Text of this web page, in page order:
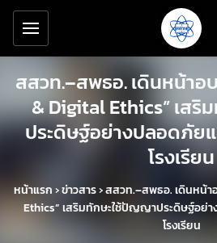
ข้ามไปยังเนื้อหาหลัก
เครื่องมือช่วยเหลือ
สสวท.–สพธอ. เดินหน้าอ
& Digital Ethics” เส
ประดิษฐ์อย่างปลอดภัยแ
โรงเรียน
หน้าแรก›ข่าวสาร›สสวท.–สพธอ. เดินหน้า
Ethics” เสริมทักษะใช้ปัญญาประดิษฐ์อย่
โรงเรียน